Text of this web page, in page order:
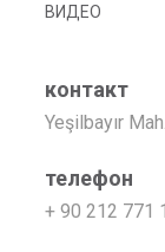
ВИДЕО
контакт
Yeşilbayır
телефон
+ 90 212 771